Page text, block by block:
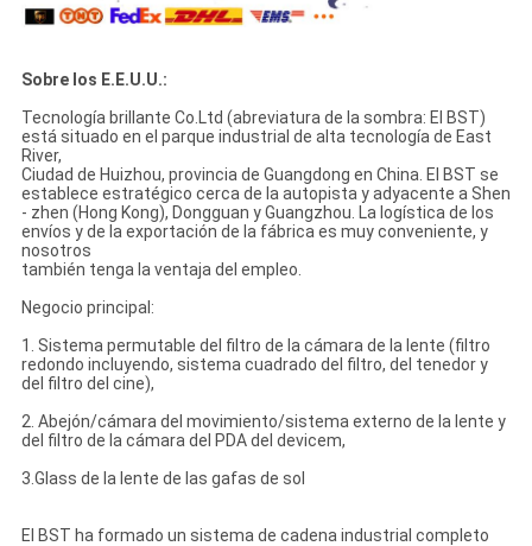
Sobre los E.E.U.U.:
Tecnología brillante Co.Ltd (abreviatura de la sombra: El BST)
está situado en el parque industrial de alta tecnología de East
River,
Ciudad de Huizhou, provincia de Guangdong en China. El BST se
establece estratégico cerca de la autopista y adyacente a Shen
- zhen (Hong Kong), Dongguan y Guangzhou. La logística de los
envíos y de la exportación de la fábrica es muy conveniente, y
nosotros
también tenga la ventaja del empleo.
Negocio principal:
1. Sistema permutable del filtro de la cámara de la lente (filtro
redondo incluyendo, sistema cuadrado del filtro, del tenedor y
del filtro del cine),
2. Abejón/cámara del movimiento/sistema externo de la lente y
del filtro de la cámara del PDA del devicem,
3.Glass de la lente de las gafas de sol
El BST ha formado un sistema de cadena industrial completo